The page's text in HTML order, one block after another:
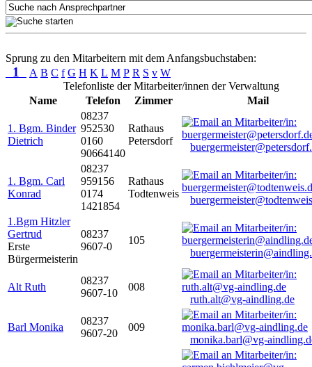
Sprung zu den Mitarbeitern mit dem Anfangsbuchstaben:
1 A B C f G H K L M P R S v W
Telefonliste der Mitarbeiter/innen der Verwaltung
Name
Telefon Zimmer Mail
1. Bgm. Binder
Dietrich
08237
952530
0160
90664140
Rathaus
Petersdorf
1. Bgm. Carl
Konrad
08237
959156
0174
1421854
Rathaus
Todtenweis
1.Bgm Hitzler
Gertrud
Erste
Bürgermeisterin
08237
9607-0
105
Alt Ruth
08237
9607-10
008
ruth.alt@vg-aindling.de
Barl Monika
08237
9607-20
009
monika.barl@vg-